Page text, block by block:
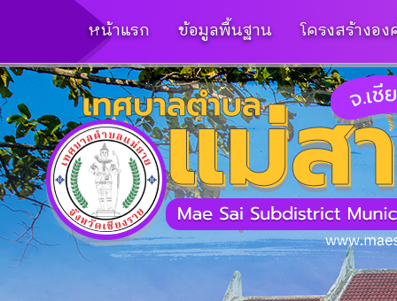
หน้าแรก ข้อมูลพื้นฐาน โครงสร้างอ